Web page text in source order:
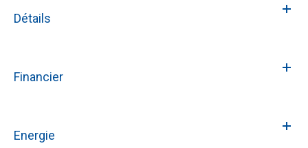
Détails
Financier
Energie